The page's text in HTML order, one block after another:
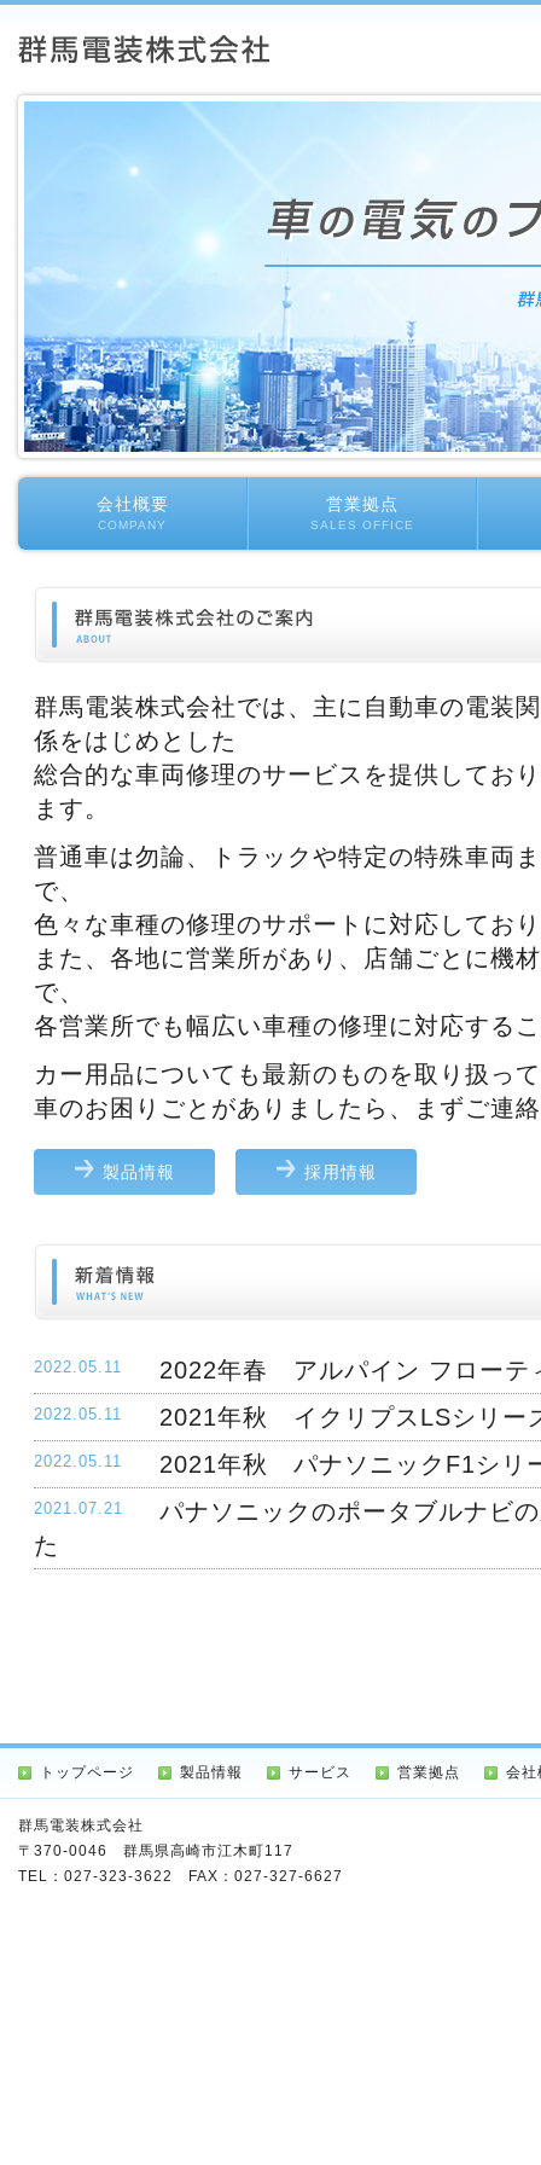
会社概要
COMPANY
営業拠点
SALES OFFICE
群馬電装株式会社では、主に自動車の電装関
係をはじめとした
総合的な車両修理のサービスを提供しており
ます。
普通車は勿論、トラックや特定の特殊車両ま
で、
色々な車種の修理のサポートに対応してお
また、各地に営業所があり、店舗ごとに機
で、
各営業所でも幅広い車種の修理に対応する
カー用品についても最新のものを取り扱っ
車のお困りごとがありましたら、まずご連
製品情報 採用情報
2022.05.11 2022年春 アルパイン フローテ
2022.05.11 2021年秋 イクリプスLSシリー
2022.05.11 2021年秋 パナソニックF1シリ
2021.07.21
パナソニックのポータブルナビ
た
トップページ 製品情報 サービス 営業拠点 会社
群馬電装株式会社
〒370-0046 群馬県高崎市江木町117
TEL： 027-323-3622 FAX：027-327-6627